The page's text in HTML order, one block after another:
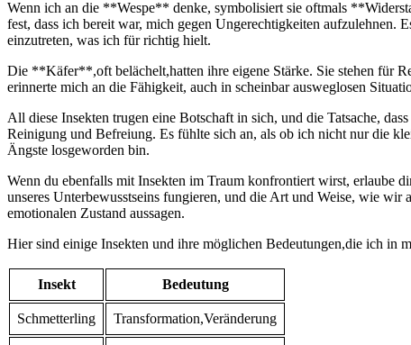
Wenn ich⁢ an die **Wespe**⁢ denke,‍ symbolisiert sie oftmals
⁢fest, dass ich bereit war, mich gegen Ungerechtigkeiten aufzulehnen.
einzutreten, was​ ich für richtig ⁤hielt.
Die **Käfer**,oft​ belächelt,hatten ⁤ihre‍ eigene Stärke.‍ Sie stehen für
erinnerte ⁣mich an die⁣ Fähigkeit, auch in scheinbar ausweglosen
All‍ diese Insekten⁣ trugen eine ⁢Botschaft⁢ in sich, und die‌ Tatsache,
Reinigung und ⁤Befreiung. Es fühlte sich an, als ob ⁤ich nicht nur ​die
Ängste ⁣losgeworden bin.
Wenn⁢ du ebenfalls mit Insekten im⁣ Traum​ konfrontiert ⁣wirst,⁣ erlaube
unseres Unterbewusstseins fungieren, ⁢und die Art‍ und Weise, wie wir
emotionalen Zustand aussagen.
Hier ​sind einige ⁣Insekten und ihre möglichen Bedeutungen,die ich in
Insekt Bedeutung
Schmetterling Transformation,Veränderung